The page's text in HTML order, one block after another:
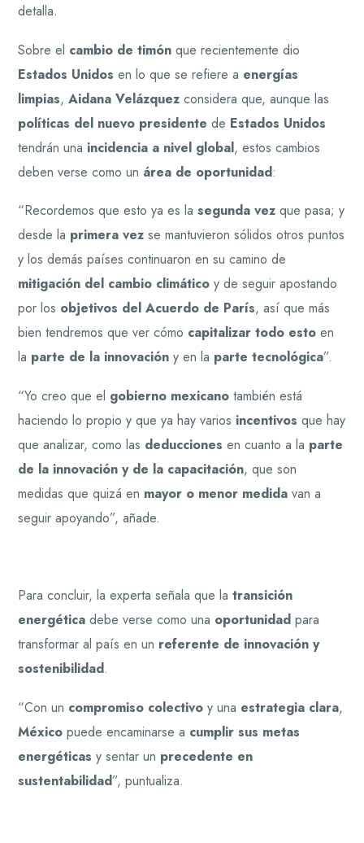
detalla.
Sobre el cambio de timón que recientemente dio
Estados Unidos en lo que se refiere a energías
limpias,Aidana Velázquez considera que, aunque las
políticas del nuevo presidente de Estados Unidos
tendrán una incidencia a nivel global, estos cambios
deben verse como un área de oportunidad:
“Recordemos que esto ya es lasegunda vez que pasa; y
desde la primera vez se mantuvieron sólidos otros puntos
y los demás países continuaron en su camino de
mitigación del cambio climático y de seguir apostando
por los objetivos del Acuerdo de París, así que más
bien tendremos que ver cómo capitalizar todo esto en
la parte de la innovación y en la parte tecnológica”.
“Yo creo que el gobierno mexicano también está
haciendo lo propio y que ya hay varios incentivos que hay
que analizar, como las deducciones en cuanto a la parte
de la innovación y de la capacitación, que son
medidas que quizá en mayor o menor medida van a
seguir apoyando”, añade.
Para concluir, la experta señala que latransición
energética debe verse como una oportunidad para
transformar al país en un referente de innovación y
sostenibilidad.
“Con un compromiso colectivo y una estrategia clara,
México puede encaminarse a cumplir sus metas
energéticas y sentar un precedente en
sustentabilidad”, puntualiza.